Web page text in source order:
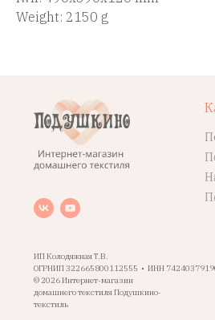
Weight: 2150 g
ИП Колодяжная Т.В.
ОГРНИП 322665800112555 • ИНН
© 2026 Интернет-магазин
домашнего текстиля Подушкино-
текстиль